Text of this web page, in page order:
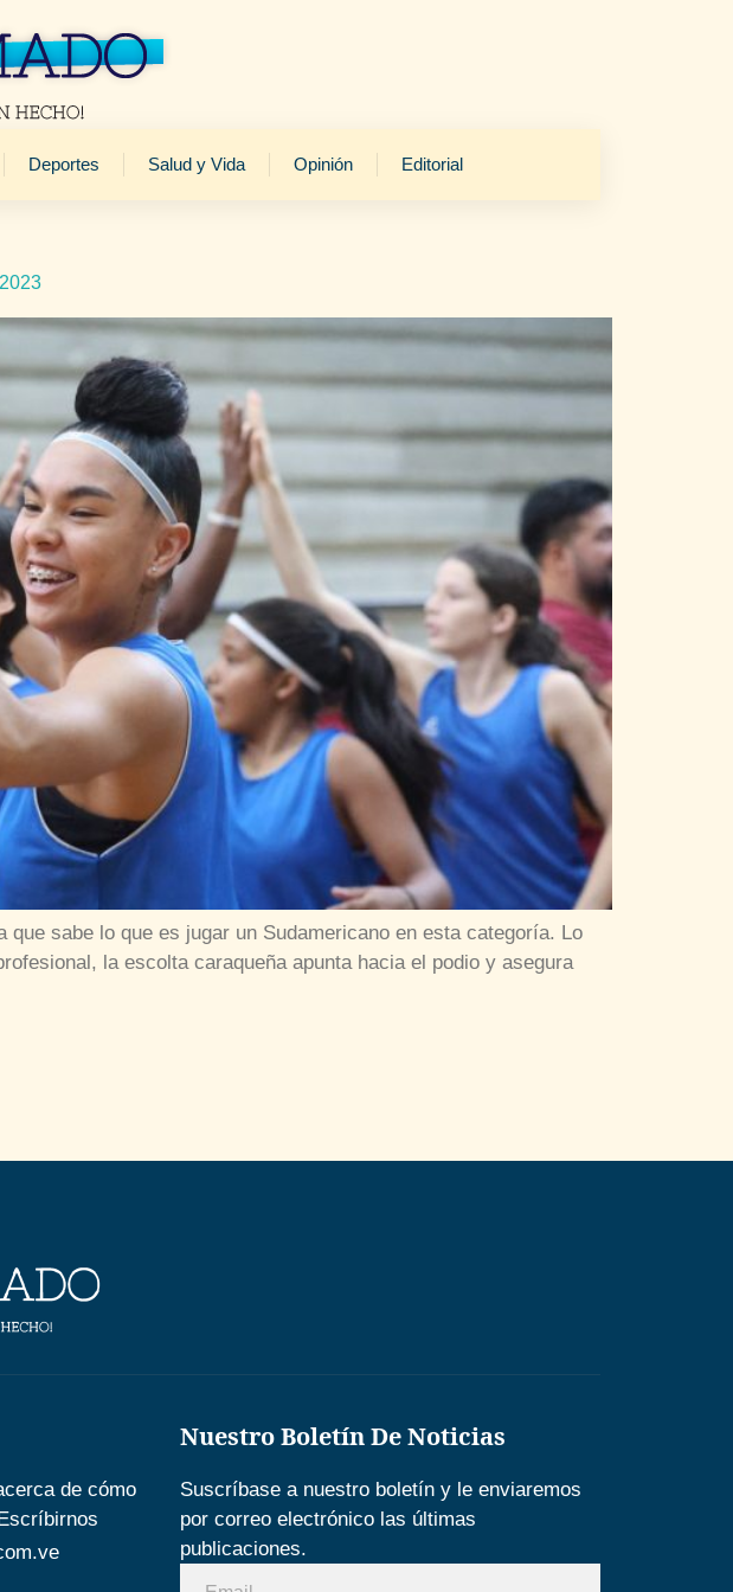
Deportes Salud y Vida Opinión Editorial
sabe lo que es jugar un Sudamericano en esta categoría. Lo
la escolta caraqueña apunta hacia el podio y asegura
de cómo
Nuestro Boletín De Noticias
Suscríbase a nuestro boletín y le enviaremos
por correo electrónico las últimas
publicaciones.